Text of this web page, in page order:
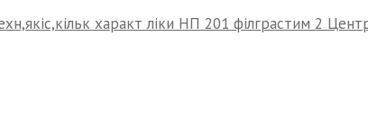
характ ліки НП 201 філграстим 2